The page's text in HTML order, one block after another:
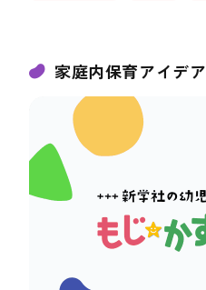
家庭内保育アイデア